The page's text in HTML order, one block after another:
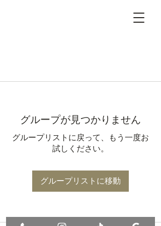
グループが見つかりません
グループリストに戻って、もう一度お
試しください。
グループリストに移動